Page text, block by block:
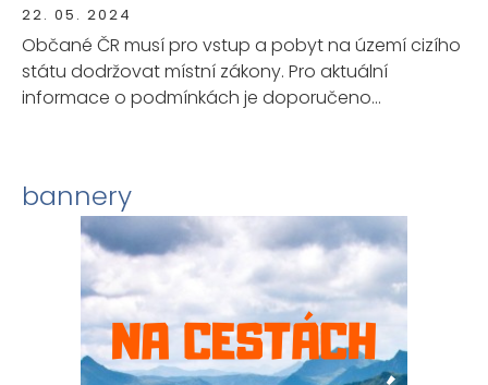
22. 05. 2024
Občané ČR musí pro vstup a pobyt na území cizího
státu dodržovat místní zákony. Pro aktuální
informace o podmínkách je doporučeno
bannery